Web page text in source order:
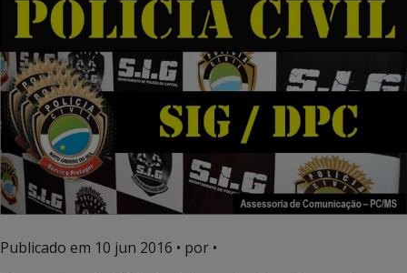
Publicado em 10 jun 2016 • por •